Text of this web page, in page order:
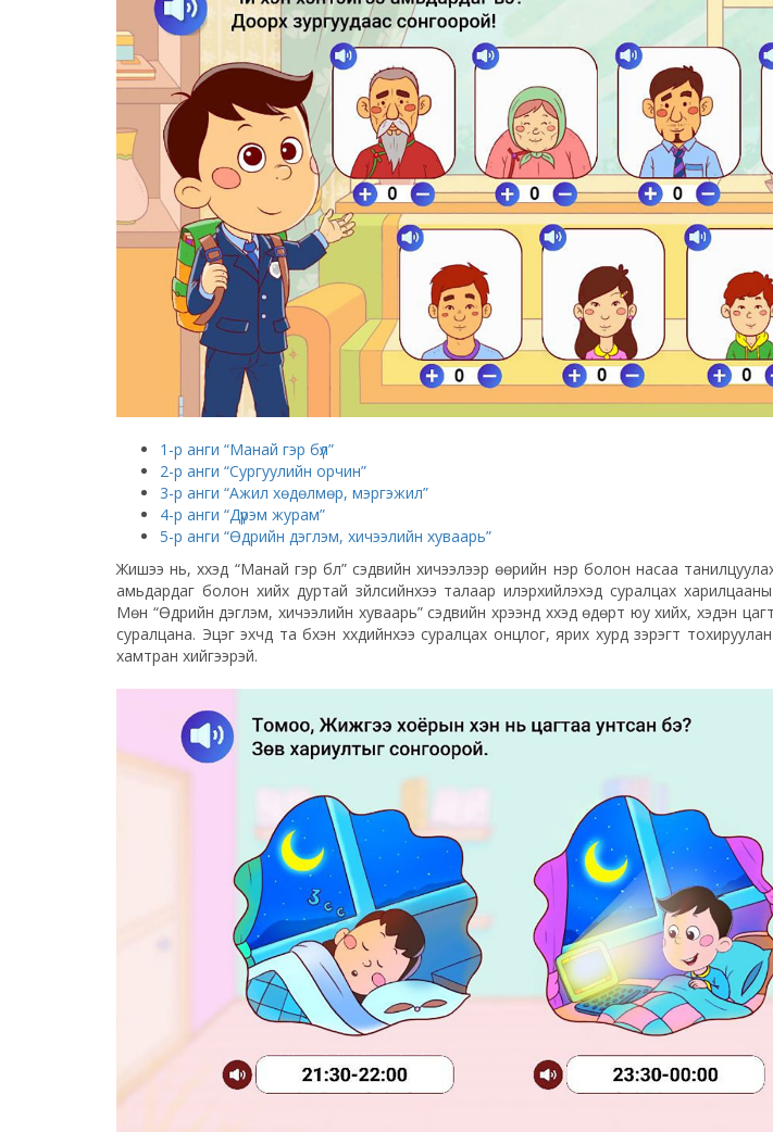
1-р анги “Манай гэр бүл”
2-р анги “Сургуулийн орчин”
3-р анги “Ажил хөдөлмөр, мэргэжил”
4-р анги “Дүрэм журам”
5-р анги “Өдрийн дэглэм, хичээлийн хуваарь”
Жишээ нь, хүүхэд “Манай гэр бүл” сэдвийн хичээлээр өөрийн нэр болон насаа
амьдардаг болон хийх дуртай зүйлсийнхээ талаар илэрхийлэхэд суралцах
Мөн “Өдрийн дэглэм, хичээлийн хуваарь” сэдвийн хүрээнд хүүхэд өдөрт юу хийх, хэдэн
суралцана. Эцэг эхчүүд та бүхэн хүүхдийнхээ суралцах онцлог, ярих хурд зэрэгт
хамтран хийгээрэй.